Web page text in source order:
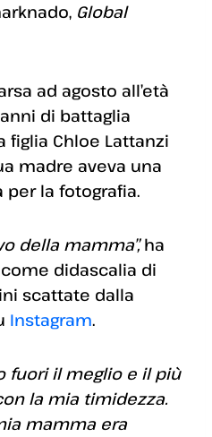
Global
ad agosto all’età
di battaglia
figlia Chloe Lattanzi
madre aveva una
la fotografia.
della mamma”,ha
didascalia di
scattate dalla
Instagram.
fuori il meglio e il più
la mia timidezza.
mamma era